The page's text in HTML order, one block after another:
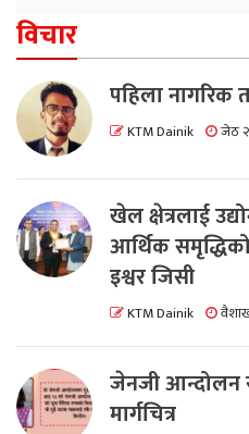
विचार
पहिला नागरिक
KTM Dainik जेठ
खेल क्षेत्रलाई
आर्थिक
इश्वर जिसी
KTM Dainik
जेनजी आन्दोलन
मार्गचित्र